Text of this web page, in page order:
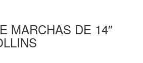
MARCHAS DE 14″